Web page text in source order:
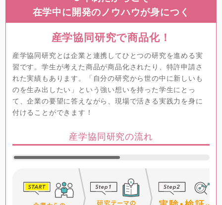
在学中に開発のノウハウが身につく
産学協同研究で商品化！
産学協同研究とは企業と連携してひとつの研究を進める実
習です。学生が考えた商品が商品化されたり、特許申請さ
れた実績もあります。「自分の研究から世の中に新しいも
のを生み出したい」という強い想いを持った学生にとっ
て、企業の要望に答えながら、現場で活きる実践力を身に
付けることができます！
産学協同研究の流れ